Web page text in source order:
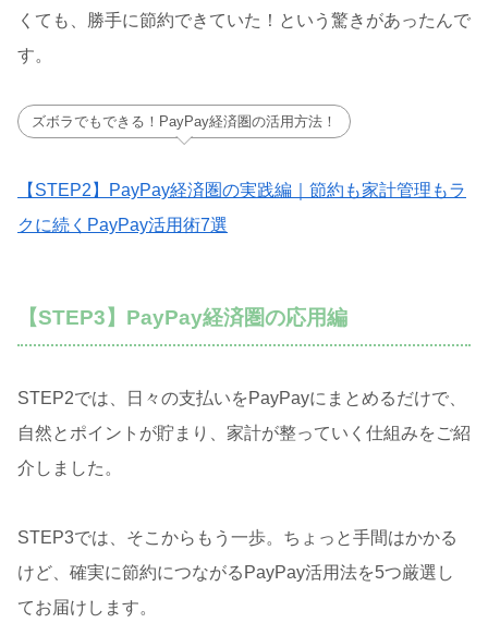
くても、勝手に節約できていた！という驚きがあったんで
す。
ズボラでもできる！PayPay経済圏の活用方法！
【STEP2】PayPay経済圏の実践編｜節約も家計管理もラ
クに続くPayPay活用術7選
【STEP3】PayPay経済圏の応用編
STEP2では、日々の支払いをPayPayにまとめるだけで、
自然とポイントが貯まり、家計が整っていく仕組みをご紹
介しました。
STEP3では、そこからもう一歩。ちょっと手間はかかる
けど、確実に節約につながるPayPay活用法を5つ厳選し
てお届けします。